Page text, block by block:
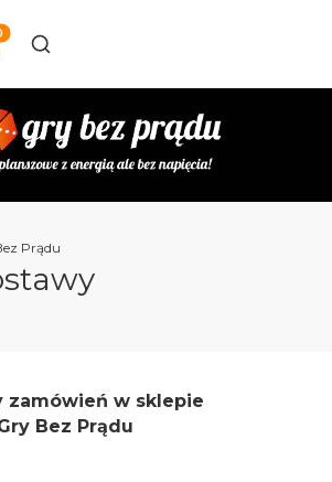
w koszyku: 0. Zobacz szczegóły
Otwórz wyszukiwarkę
Prądu
zamówień w sklepie
Bez Prądu